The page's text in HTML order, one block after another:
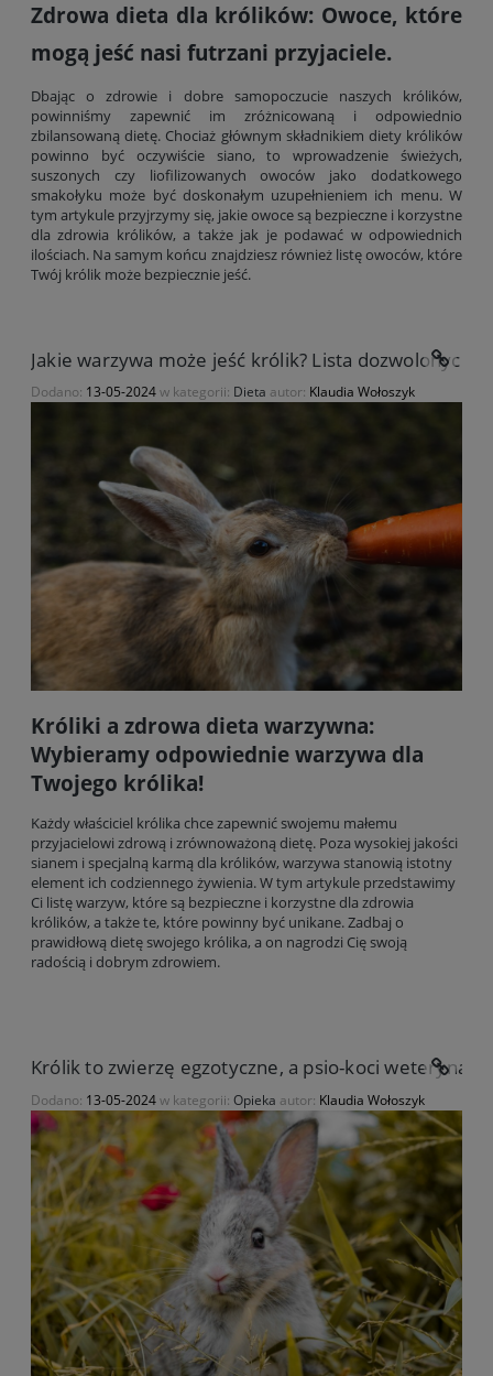
Zdrowa dieta dla królików: Owoce, które
mogą jeść nasi futrzani przyjaciele.
Dbając o zdrowie i dobre samopoczucie naszych królików,
powinniśmy zapewnić im zróżnicowaną i odpowiednio
zbilansowaną dietę. Chociaż głównym składnikiem diety królików
powinno być oczywiście siano, to wprowadzenie świeżych,
suszonych czy liofilizowanych owoców jako dodatkowego
smakołyku może być doskonałym uzupełnieniem ich menu. W
tym artykule przyjrzymy się, jakie owoce są bezpieczne i korzystne
dla zdrowia królików, a także jak je podawać w odpowiednich
ilościach. Na samym końcu znajdziesz również listę owoców, które
Twój królik może bezpiecznie jeść.
Jakie warzywa może jeść królik? Lista dozwolonych
Dodano: 13-05-2024w kategorii: Dieta autor: Klaudia Wołoszyk
Króliki a zdrowa dieta warzywna:
Wybieramy odpowiednie warzywa dla
Twojego królika!
Każdy właściciel królika chce zapewnić swojemu małemu
przyjacielowi zdrową i zrównoważoną dietę. Poza wysokiej jakości
sianem i specjalną karmą dla królików, warzywa stanowią istotny
element ich codziennego żywienia. W tym artykule przedstawimy
Ci listę warzyw, które są bezpieczne i korzystne dla zdrowia
królików, a także te, które powinny być unikane. Zadbaj o
prawidłową dietę swojego królika, a on nagrodzi Cię swoją
radością i dobrym zdrowiem.
Królik to zwierzę egzotyczne, a psio-koci weterynarz
Dodano: 13-05-2024w kategorii: Opieka autor: Klaudia Wołoszyk